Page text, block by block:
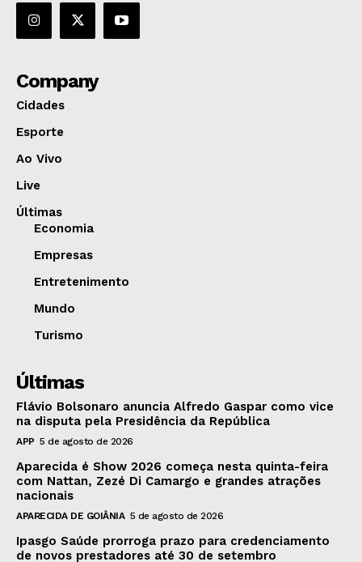
Company
Cidades
Esporte
Ao Vivo
Live
Últimas
Economia
Empresas
Entretenimento
Mundo
Turismo
Últimas
Flávio Bolsonaro anuncia Alfredo Gaspar como vice
na disputa pela Presidência da República
APP 5 de agosto de 2026
Aparecida é Show 2026 começa nesta quinta-feira
com Nattan, Zezé Di Camargo e grandes atrações
nacionais
APARECIDA DE GOIÂNIA 5 de agosto de 2026
Ipasgo Saúde prorroga prazo para credenciamento
de novos prestadores até 30 de setembro